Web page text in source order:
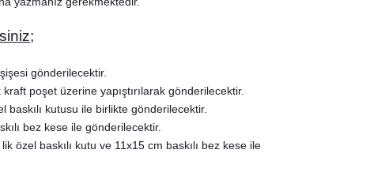
gönderilecektir.
poşet üzerine yapıştırılarak gönderilecektir.
baskılı kutusu ile birlikte gönderilecektir.
bez kese ile gönderilecektir.
özel baskılı kutu ve 11x15 cm baskılı bez kese ile